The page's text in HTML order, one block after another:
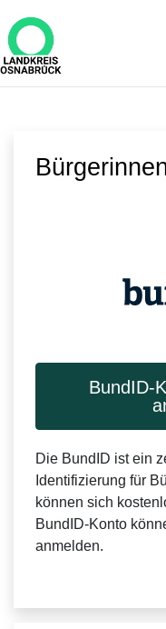
Zum Hauptinhalt springen
BundID-
Die BundID ist ein
Identifizierung für
können sich
BundID-Konto
anmelden.